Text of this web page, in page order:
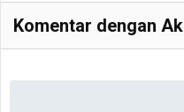
Komentar dengan